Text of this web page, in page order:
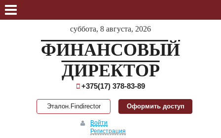
суббота, 8 августа, 2026
ФИНАНСОВЫЙ
ДИРЕКТОР
+375(17) 378-83-89
Эталон.Findirector Оформить доступ
Войти
Регистрация